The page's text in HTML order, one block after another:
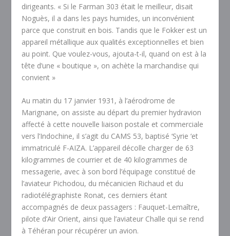
dirigeants. « Si le Farman 303 était le meilleur, disait
Noguès, il a dans les pays humides, un inconvénient
parce que construit en bois. Tandis que le Fokker est un
appareil métallique aux qualités exceptionnelles et bien
au point. Que voulez-vous, ajouta-t-il, quand on est à la
tête d’une « boutique », on achète la marchandise qui
convient »
Au matin du 17 janvier 1931, à l’aérodrome de
Marignane, on assiste au départ du premier hydravion
affecté à cette nouvelle liaison postale et commerciale
vers l’Indochine, il s’agit du CAMS 53, baptisé ‘Syrie ‘et
immatriculé F-AIZA. L’appareil décolle charger de 63
kilogrammes de courrier et de 40 kilogrammes de
messagerie, avec à son bord l’équipage constitué de
l’aviateur Pichodou, du mécanicien Richaud et du
radiotélégraphiste Ronat, ces derniers étant
accompagnés de deux passagers : Fauquet-Lemaître,
pilote d’Air Orient, ainsi que l’aviateur Challe qui se rend
à Téhéran pour récupérer un avion.